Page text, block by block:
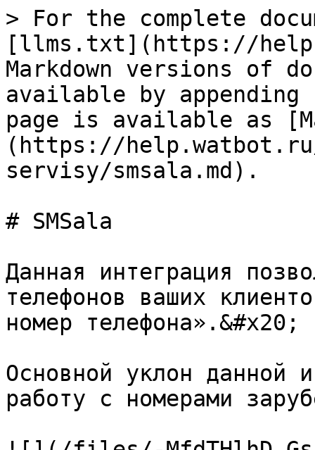
> For the complete
[llms.txt](https://
Markdown versions of
available by
page is available as
(https://
servisy/smsala.md).
# SMSala
Данная интеграция
телефонов ваших
номер телефона».&#x20;
Основной уклон данной
работу с номерами